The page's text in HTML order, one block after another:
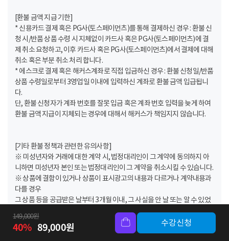
[환불 금액 지급 기한]
* 신용카드 결제 혹은 PG사(토스페이먼츠)를 통해 결제하신 경우 : 환불 신
청 시/반품 상품 수령 시 지체없이 카드사 혹은 PG사(토스페이먼츠)에 결
제 취소 요청하고, 이후 카드사 혹은 PG사(토스페이먼츠)에서 결제에 대해
취소 혹은 부분 취소 처리 합니다.
* 에스크로 결제 혹은 해커스계좌로 직접 입금하신 경우 : 환불 신청일/반품
상품 수령일로부터 3영업일 이내에 입력하신 계좌로 환불 금액 입급됩니
다.
단, 환불 신청자가 계좌 번호를 잘못 입금 혹은 계좌 번호 입력을 늦게 하여
환불 금액 지급이 지체되는 경우에 대해서 해커스가 책임지지 않습니다.
[기타 환불 정책과 관련한 유의사항]
※ 미성년자와 거래에 대한 계약 시, 법정대리인이 그 계약에 동의하지 아
니하면 미성년자 본인 또는 법정대리인이 그 계약을 취소시킬 수 있습니다.
※ 상품에 결함이 있거나 상품이 표시광고의 내용과 다르거나 계약내용과
다를 경우
그 상품 등을 공급받은 날부터 3개월 이내, 그 사실을 안 날 또는 알 수 있었
던 날부터 30일 이내에 환불 가능합니다.
※ 연장기간은 ‘무료 혜택’으로 지급되는 기간이므로 연장된 기간 동안에
는 환불이 불가합니다.
149,000원
40% 89,000원 수강신청